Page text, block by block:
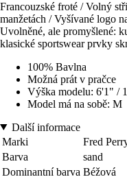
Francouzské froté / Volný
manžetách / Vyšívané logo
Uvolněné, ale promyšlené:
klasické sportswear prvky
100% Bavlna
Možná prát v pračce
Výška modelu: 6'1" /
Model má na sobě: M
Další informace
Marki
Fred
Barva
sand
Dominantní barva Béžová